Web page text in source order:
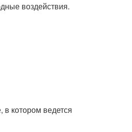
воздействия.
в котором ведется